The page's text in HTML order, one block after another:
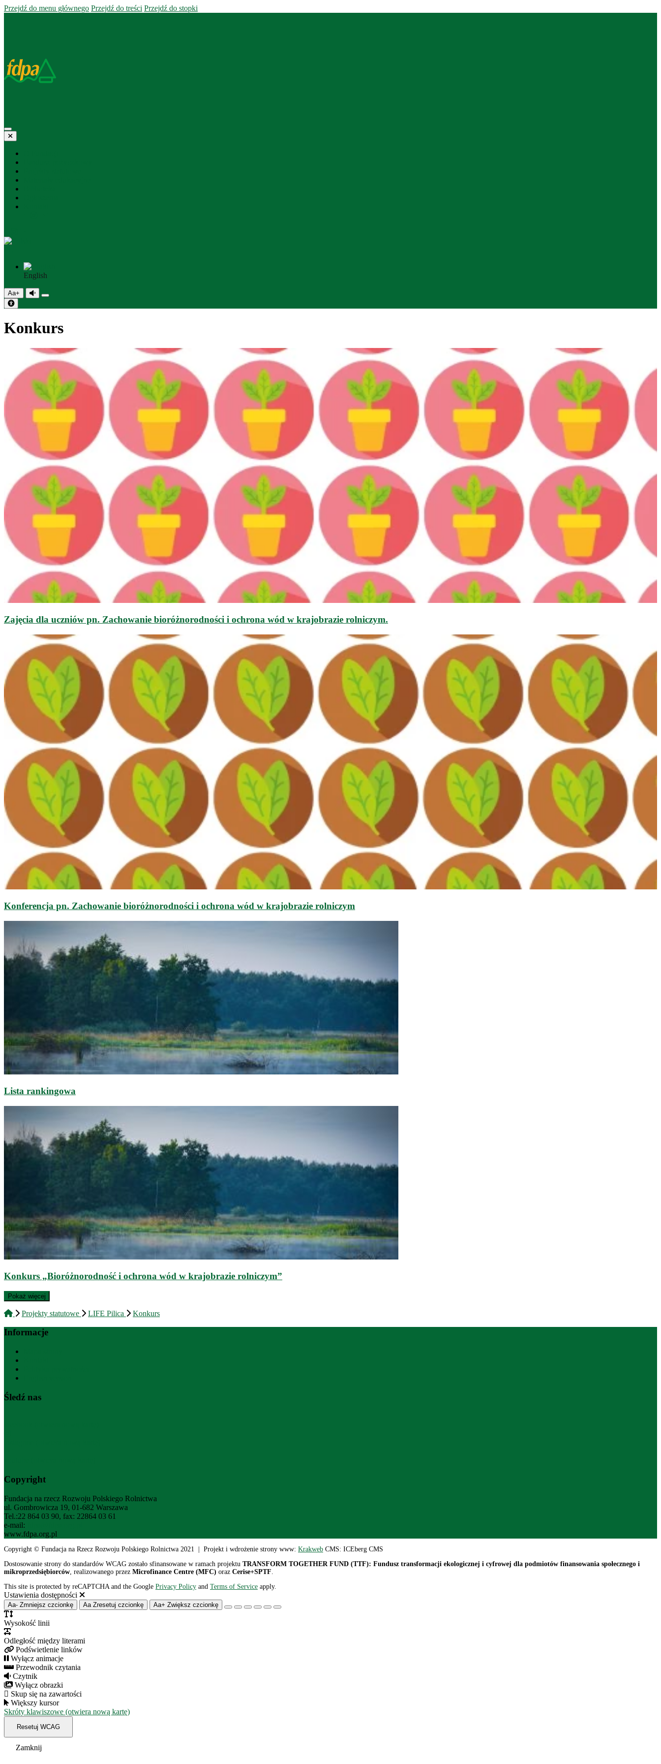
Przejdź do menu głównego Przejdź do treści Przejdź do stopki
English
Aa+
Konkurs
Zajęcia dla uczniów pn. Zachowanie bioróżnorodności i ochrona wód w krajobrazie rolniczym.
Konferencja pn. Zachowanie bioróżnorodności i ochrona wód w krajobrazie rolniczym
Lista rankingowa
Konkurs „Bioróżnorodność i ochrona wód w krajobrazie rolniczym”
Pokaż więcej
Projekty statutowe LIFE Pilica Konkurs
Informacje
Śledź nas
Copyright
Fundacja na rzecz Rozwoju Polskiego Rolnictwa
ul. Gombrowicza 19, 01-682 Warszawa
Tel.:22 864 03 90, fax: 22864 03 61
e-mail:
www.fdpa.org.pl
Copyright © Fundacja na Rzecz Rozwoju Polskiego Rolnictwa 2021 | Projekt i wdrożenie strony www: Krakweb CMS: ICEberg CMS
Dostosowanie strony do standardów WCAG zostało sfinansowane w ramach projektu TRANSFORM TOGETHER FUND (TTF): Fundusz transformacji ekologicznej i cyfrowej dla podmiotów finansowania społecznego i
mikroprzedsiębiorców , realizowanego przez Microfinance Centre (MFC) oraz Cerise+SPTF
This site is protected by reCAPTCHA and the Google Privacy Policy and Terms of Service apply.
Ustawienia dostępności
Aa- Zmniejsz czcionkę Aa Zresetuj czcionkę Aa+ Zwiększ czcionkę
Wysokość linii
Odległość między literami
Podświetlenie linków
Wyłącz animacje
Przewodnik czytania
Czytnik
Wyłącz obrazki
Skup się na zawartości
Większy kursor
Skróty klawiszowe (otwiera nową kartę)
Resetuj WCAG
Zamknij